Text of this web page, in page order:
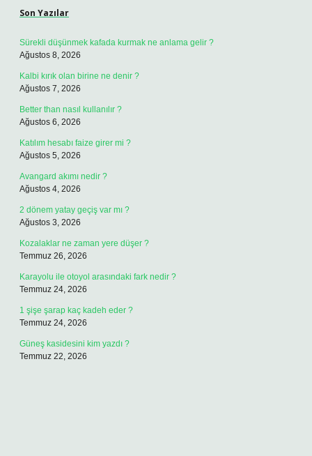
Son Yazılar
Sürekli düşünmek kafada kurmak ne anlama gelir ?
Ağustos 8, 2026
Kalbi kırık olan birine ne denir ?
Ağustos 7, 2026
Better than nasıl kullanılır ?
Ağustos 6, 2026
Katılım hesabı faize girer mi ?
Ağustos 5, 2026
Avangard akımı nedir ?
Ağustos 4, 2026
2 dönem yatay geçiş var mı ?
Ağustos 3, 2026
Kozalaklar ne zaman yere düşer ?
Temmuz 26, 2026
Karayolu ile otoyol arasındaki fark nedir ?
Temmuz 24, 2026
1 şişe şarap kaç kadeh eder ?
Temmuz 24, 2026
Güneş kasidesini kim yazdı ?
Temmuz 22, 2026